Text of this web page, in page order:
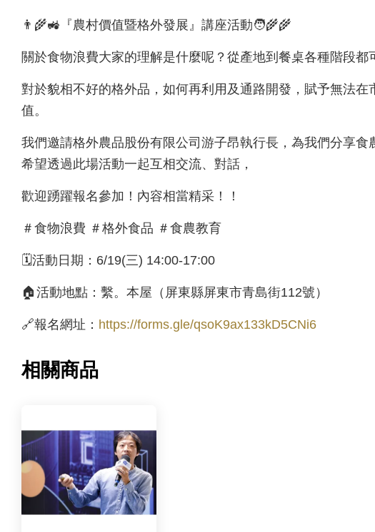
👨‍🌾🚜『農村價值暨格外發展』講座活動🧑‍🌾🌾
關於食物浪費大家的理解是什麼呢？從產地到餐桌各種階段
對於貌相不好的格外品，如何再利用及通路開發，賦予無法
值。
我們邀請格外農品股份有限公司游子昂執行長，為我們分享
希望透過此場活動一起互相交流、對話，
歡迎踴躍報名參加！內容相當精采！！
＃食物浪費 ＃格外食品 ＃食農教育
🗓️活動日期：6/19(三) 14:00-17:00
🏠活動地點：繫。本屋（屏東縣屏東市青島街112號）
🔗報名網址： https://forms.gle/qsoK9ax133kD5CNi6
相關商品